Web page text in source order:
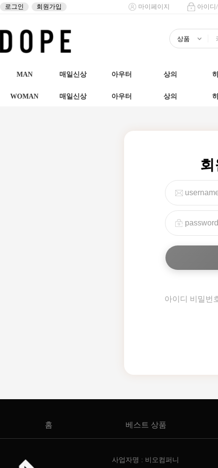
로그인 회원가입 마이페이지 아이디
MAN 매일신상 아우터 상의
WOMAN 매일신상 아우터 상의
아이디 비밀번
홈 베스트 상품
사업자명 : 비오컴퍼니